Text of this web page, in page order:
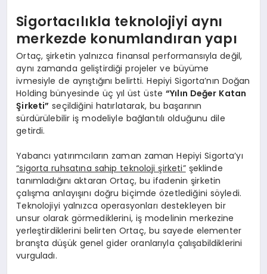
Sigortacılıkla teknolojiyi aynı
merkezde konumlandıran yapı
Ortaç, şirketin yalnızca finansal performansıyla değil,
aynı zamanda geliştirdiği projeler ve büyüme
ivmesiyle de ayrıştığını belirtti. Hepiyi Sigorta’nın Doğan
Holding bünyesinde üç yıl üst üste “Yılın Değer Katan
Şirketi” seçildiğini hatırlatarak, bu başarının
sürdürülebilir iş modeliyle bağlantılı olduğunu dile
getirdi.
Yabancı yatırımcıların zaman zaman Hepiyi Sigorta’yı
“sigorta ruhsatına sahip teknoloji şirketi”şeklinde
tanımladığını aktaran Ortaç, bu ifadenin şirketin
çalışma anlayışını doğru biçimde özetlediğini söyledi.
Teknolojiyi yalnızca operasyonları destekleyen bir
unsur olarak görmediklerini, iş modelinin merkezine
yerleştirdiklerini belirten Ortaç, bu sayede elementer
branşta düşük genel gider oranlarıyla çalışabildiklerini
vurguladı.